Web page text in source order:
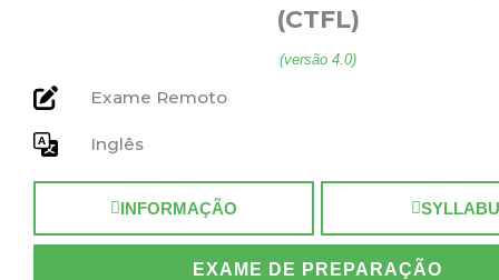
(CTFL)
(versão 4.0)
Exame Remoto
Inglês
INFORMAÇÃO
EXAME DE PREPARAÇÃO